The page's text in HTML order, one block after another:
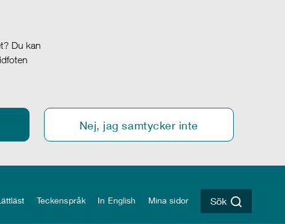
Du kan
Nej, jag samtycker inte
Teckenspråk In English Mina sidor Sök